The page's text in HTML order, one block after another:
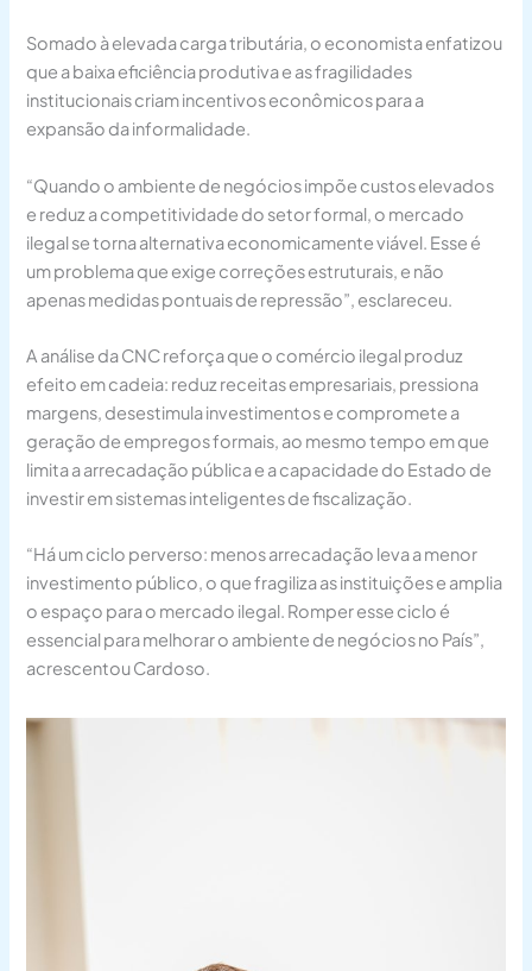
Somado à elevada carga tributária, o economista enfatizou
que a baixa eficiência produtiva e as fragilidades
institucionais criam incentivos econômicos para a
expansão da informalidade.
“Quando o ambiente de negócios impõe custos elevados
e reduz a competitividade do setor formal, o mercado
ilegal se torna alternativa economicamente viável. Esse é
um problema que exige correções estruturais, e não
apenas medidas pontuais de repressão”, esclareceu.
A análise da CNC reforça que o comércio ilegal produz
efeito em cadeia: reduz receitas empresariais, pressiona
margens, desestimula investimentos e compromete a
geração de empregos formais, ao mesmo tempo em que
limita a arrecadação pública e a capacidade do Estado de
investir em sistemas inteligentes de fiscalização.
“Há um ciclo perverso: menos arrecadação leva a menor
investimento público, o que fragiliza as instituições e amplia
o espaço para o mercado ilegal. Romper esse ciclo é
essencial para melhorar o ambiente de negócios no País”,
acrescentou Cardoso.